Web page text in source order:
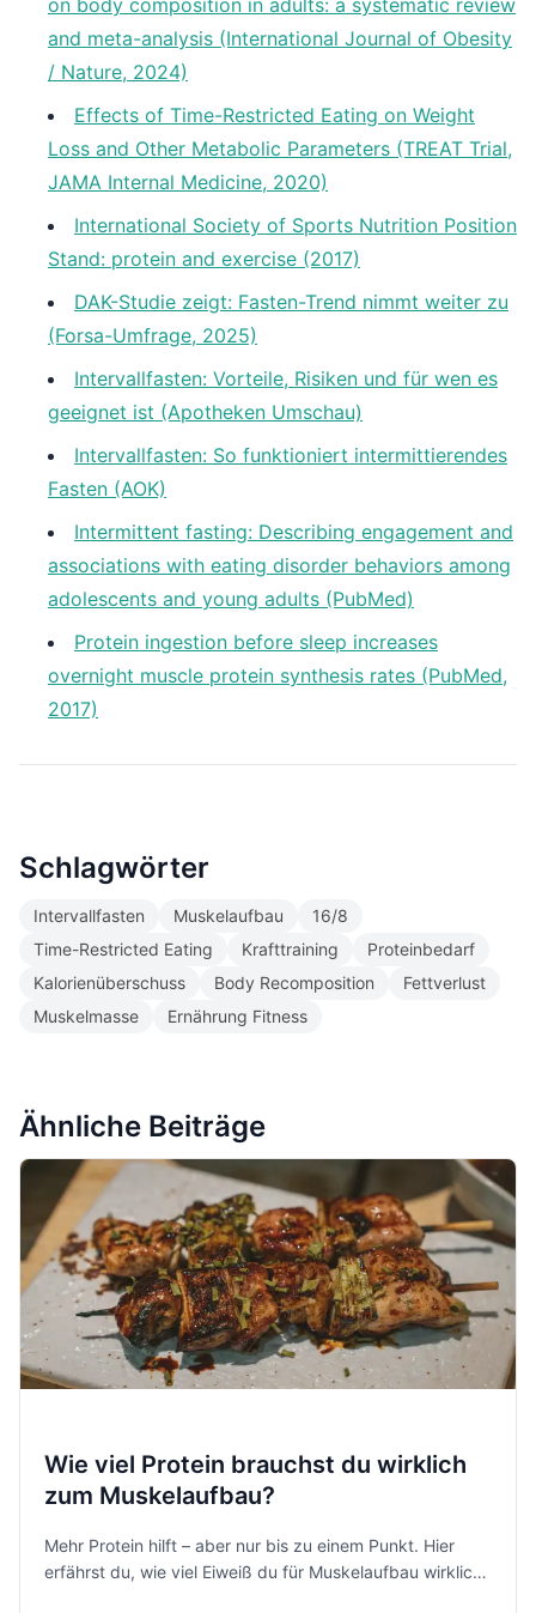
on body composition in adults: a systematic review
and meta-analysis (International Journal of Obesity
/ Nature, 2024)
Effects of Time-Restricted Eating on Weight
Loss and Other Metabolic Parameters (TREAT Trial,
JAMA Internal Medicine, 2020)
International Society of Sports Nutrition Position
Stand: protein and exercise (2017)
DAK-Studie zeigt: Fasten-Trend nimmt weiter zu
(Forsa-Umfrage, 2025)
Intervallfasten: Vorteile, Risiken und für wen es
geeignet ist (Apotheken Umschau)
Intervallfasten: So funktioniert intermittierendes
Fasten (AOK)
Intermittent fasting: Describing engagement and
associations with eating disorder behaviors among
adolescents and young adults (PubMed)
Protein ingestion before sleep increases
overnight muscle protein synthesis rates (PubMed,
2017)
Schlagwörter
Intervallfasten Muskelaufbau
16/8
Time-Restricted Eating
Krafttraining
Proteinbedarf
Kalorienüberschuss
Body Recomposition
Fettverlust
Muskelmasse
Ernährung Fitness
Ähnliche Beiträge
Wie viel Protein brauchst du wirklich
zum Muskelaufbau?
Mehr Protein hilft – aber nur bis zu einem Punkt. Hier
erfährst du, wie viel Eiweiß du für Muskelaufbau wirklich